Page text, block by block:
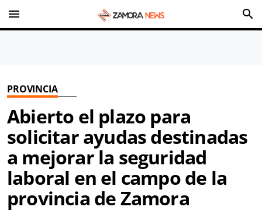
menu search
PROVINCIA
Abierto el plazo para
solicitar ayudas destinadas
a mejorar la seguridad
laboral en el campo de la
provincia de Zamora